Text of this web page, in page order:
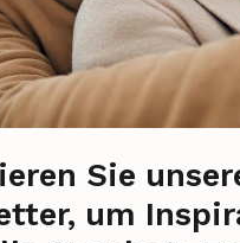
Sie
um